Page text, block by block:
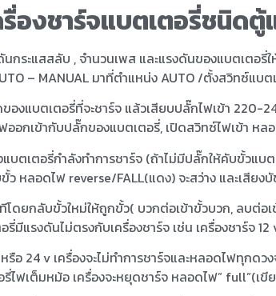
รื่องชาร์จแบตเตอรี่ชนิด
นกระแสสลับ , จำนวนเพส และแรงดันของแบตเตอรี่
– MANUAL มาที่ตำแหน่ง AUTO /ตั้งสวิทซ์แบ
องแบตเตอรี่ที่จะชาร์จ แล้วเสียบปลั๊กไฟเข้า 220-
ออกเข้ากับปลั๊กของแบตเตอรี่, เปิดสวิทซ์ไฟเข้า หลอ
แบตเตอรี่กำลังทำการชาร์จ (ถ้าไม่มีปลั๊กให้คับขั้วแบ
ว หลอดไฟ reverse/FALL(แดง) จะสว่าง และเสียงบั
โดยกลับขั้วใหม่ให้ถูกขั้ว( บวกต่อเข้าขั้วบวก, ลบต่อ
รี่มีแรงดันไม่ตรงกับเครื่องชาร์จ เช่น เครื่องชาร์จ
อ 24 v เครื่องจะไม่ทำการชาร์จและหลอดไฟทุกดวง
รี่ไฟเต็มหม้อ เครื่องจะหยุดชาร์จ หลอดไฟ” full”(เขีย